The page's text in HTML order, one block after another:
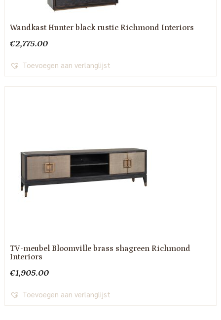
Wandkast Hunter black rustic Richmond Interiors
€2,775.00
Toevoegen aan verlanglijst
TV-meubel Bloomville brass shagreen Richmond
Interiors
€1,905.00
Toevoegen aan verlanglijst